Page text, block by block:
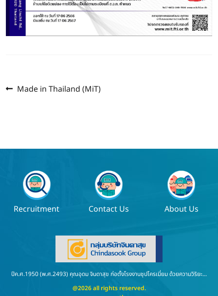
แนะแนว
Previous
Made in Thailand (MiT)
Recruitment Contact Us About Us
ปีค.ศ.1950 (พ.ศ.2493) คุณอุดม จินดาสุข ก่อตั้งโรงงานชุปโครเมี่ยม ด้วยความวิริยะ...
@2026 all rights reserved.